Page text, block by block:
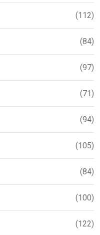
(112)
(84)
(97)
(71)
(94)
(105)
(84)
(100)
(122)